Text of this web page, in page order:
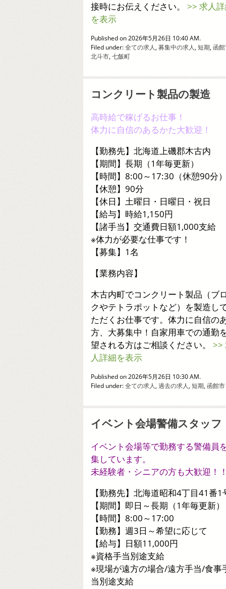
接時にお伝えください。 >> 求人
を表示
Published on 2026年5月26日 10:40 AM.
Filed under:全ての求人, 募集中の求人, 短期, 函
北斗市, 七飯町
コンクリート製品の製造
高時給で稼げるお仕事！
体力に自信のあるかた大歓迎！
【勤務先】北海道上磯郡木古内
【期間】長期（1年毎更新）
【時間】8:00～17:30（休憩90分
【休憩】90分
【休日】土曜日・日曜日・祝日
【給与】時給1,150円
【諸手当】交通費日額1,000支給
※体力が必要な仕事です！
【募集】1名
【業務内容】
木古内町でコンクリート製品（ブ
クやテトラポットなど）を製造し
ただくお仕事です。体力に自信の
方、大募集中！自家用車での通勤
望される方はご相談ください。 >>
人詳細を表示
Published on 2026年5月26日 10:30 AM.
Filed under:全ての求人, 過去の求人, 短期, 函館市
イベント会場警備スタッフ
イベント会場等で勤務する警備員
集しています。
未経験者・シニアの方も大歓迎！
【勤務先】北海道昭和4丁目41番1
【期間】即日～長期（1年毎更新）
【時間】8:00～17:00
【勤務】週3日～希望に応じて
【給与】日額11,000円
※資格手当別途支給
※現場が遠方の場合/遠方手当/食事
当別途支給